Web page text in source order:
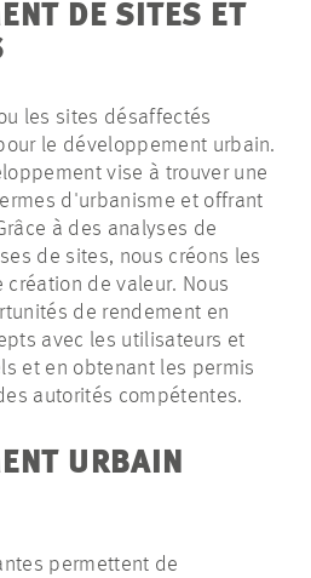
DE SITES ET
les sites désaffectés
le développement urbain.
vise à trouver une
d'urbanisme et offrant
à des analyses de
de sites, nous créons les
de valeur. Nous
de rendement en
avec les utilisateurs et
et en obtenant les permis
autorités compétentes.
URBAIN
permettent de